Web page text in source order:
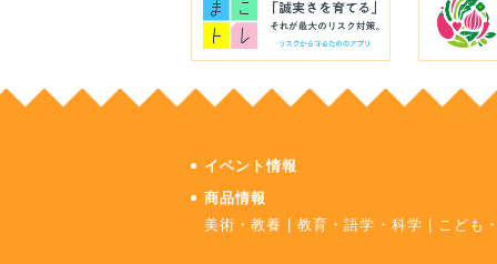
イベント情報
商品情報
美術・教養
|教育・語学・科学 こども